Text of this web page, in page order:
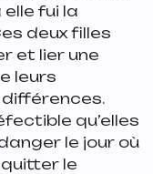
fui la
deux filles
et lier une
leurs
qu’elles
le jour où
le